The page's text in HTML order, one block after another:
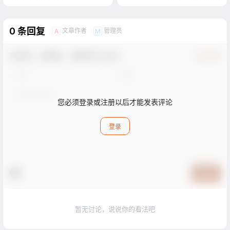
0 条回复 A 文章作者 M 管理员
您必须登录或注册以后才能发表评论
登录
暂无讨论，说说你的看法吧